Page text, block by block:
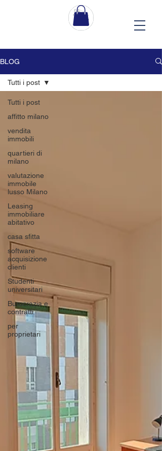
BLOG
Tutti i post
affitto milano
vendita
immobili
quartieri di
milano
valutazione
immobile
lusso Milano
Leasing
immobiliare
abitativo
casa sfitta
software
acquisizione
clienti
Studenti
universitari
Burocrazia e
contratti
per
proprietari
Tutti i post